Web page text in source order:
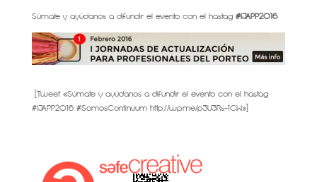
Súmate y ayúdanos a difundir el evento con el hastag #IJAPP2016
[Tweet «Súmate y ayúdanos a difundir el evento con el hastag
#IJAPP2016 #SomosContinuum http://wp.me/p3U3Rs-1CW»]